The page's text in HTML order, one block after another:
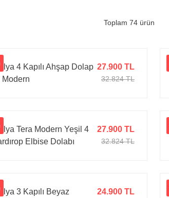
Toplam 74 ürün
4 Kapılı Ahşap Dolap
Modern
27.900 TL
32.824 TL
Tera Modern Yeşil 4
Elbise Dolabı
27.900 TL
32.824 TL
3 Kapılı Beyaz
24.900 TL